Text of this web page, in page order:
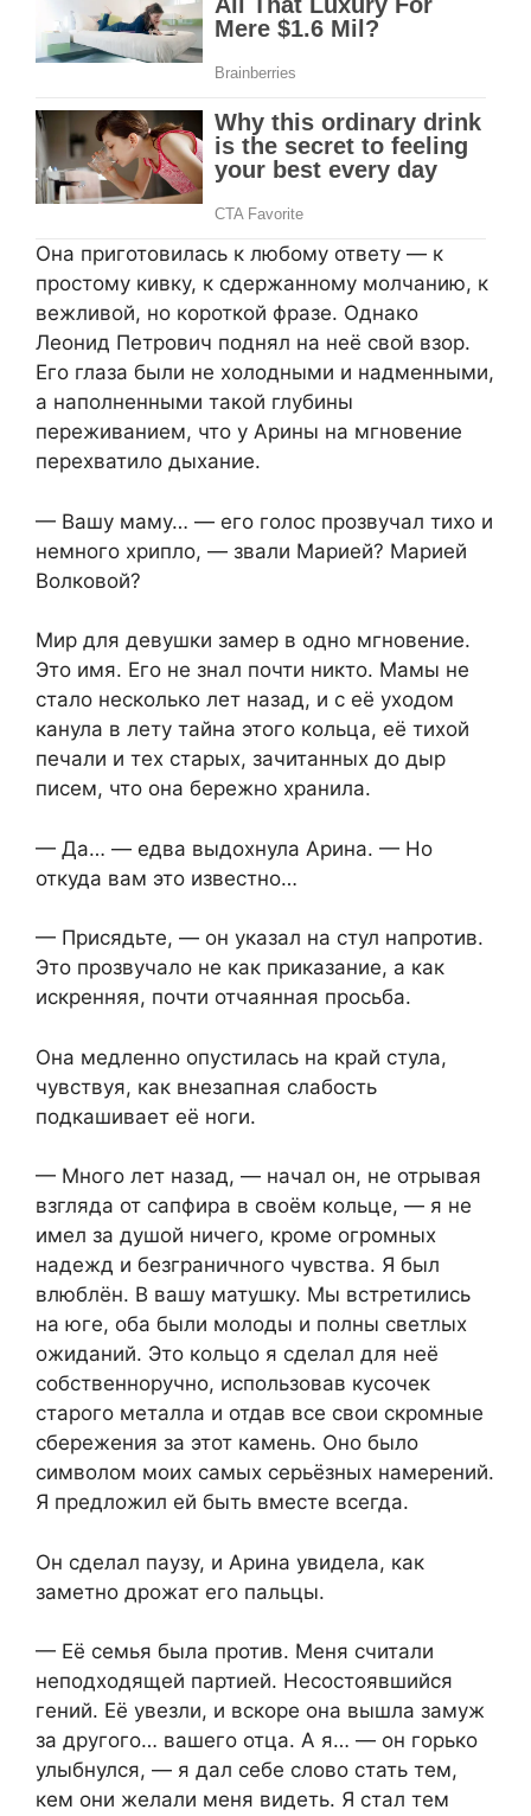
Она приготовилась к любому ответу — к
простому кивку, к сдержанному молчанию, к
вежливой, но короткой фразе. Однако
Леонид Петрович поднял на неё свой взор.
Его глаза были не холодными и надменными,
а наполненными такой глубины
переживанием, что у Арины на мгновение
перехватило дыхание.
— Вашу маму… — его голос прозвучал тихо и
немного хрипло, — звали Марией? Марией
Волковой?
Мир для девушки замер в одно мгновение.
Это имя. Его не знал почти никто. Мамы не
стало несколько лет назад, и с её уходом
канула в лету тайна этого кольца, её тихой
печали и тех старых, зачитанных до дыр
писем, что она бережно хранила.
— Да… — едва выдохнула Арина. — Но
откуда вам это известно…
— Присядьте, — он указал на стул напротив.
Это прозвучало не как приказание, а как
искренняя, почти отчаянная просьба.
Она медленно опустилась на край стула,
чувствуя, как внезапная слабость
подкашивает её ноги.
— Много лет назад, — начал он, не отрывая
взгляда от сапфира в своём кольце, — я не
имел за душой ничего, кроме огромных
надежд и безграничного чувства. Я был
влюблён. В вашу матушку. Мы встретились
на юге, оба были молоды и полны светлых
ожиданий. Это кольцо я сделал для неё
собственноручно, использовав кусочек
старого металла и отдав все свои скромные
сбережения за этот камень. Оно было
символом моих самых серьёзных намерений.
Я предложил ей быть вместе всегда.
Он сделал паузу, и Арина увидела, как
заметно дрожат его пальцы.
— Её семья была против. Меня считали
неподходящей партией. Несостоявшийся
гений. Её увезли, и вскоре она вышла замуж
за другого… вашего отца. А я… — он горько
улыбнулся, — я дал себе слово стать тем,
кем они желали меня видеть. Я стал тем